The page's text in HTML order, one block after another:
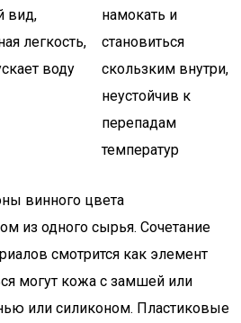
вид,
легкость,
воду
намокать и
становиться
скользким внутри,
неустойчив к
перепадам
температур
винного цвета
из одного сырья. Сочетание
смотрится как элемент
могут кожа с замшей или
или силиконом. Пластиковые